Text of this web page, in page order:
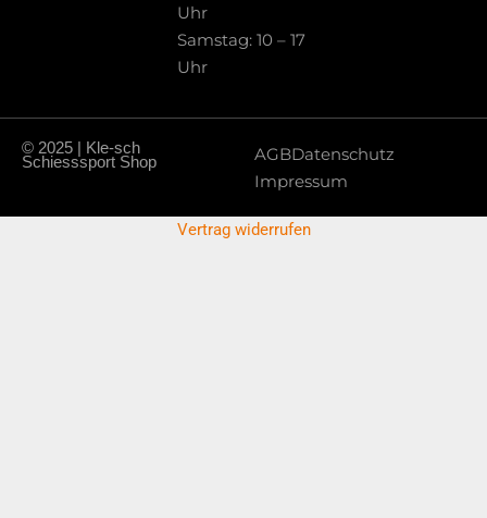
Uhr
Samstag: 10 – 17
Uhr
© 2025 | Kle-sch
Schiesssport Shop AGBDatenschutz
Impressum
Vertrag widerrufen